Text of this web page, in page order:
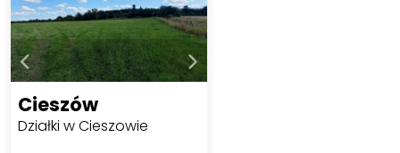
Cieszów
Działki w Cieszowie